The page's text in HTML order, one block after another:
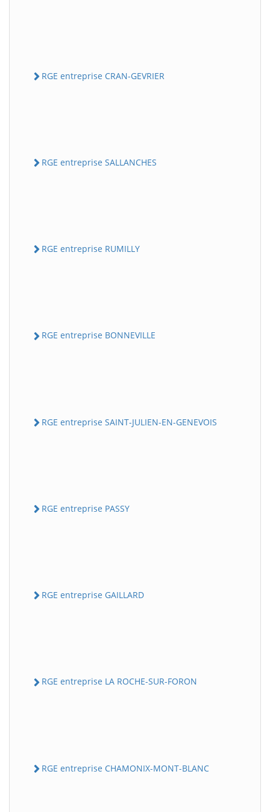
RGE entreprise CRAN-GEVRIER
RGE entreprise SALLANCHES
RGE entreprise RUMILLY
RGE entreprise BONNEVILLE
RGE entreprise SAINT-JULIEN-EN-GENEVOIS
RGE entreprise PASSY
RGE entreprise GAILLARD
RGE entreprise LA ROCHE-SUR-FORON
RGE entreprise CHAMONIX-MONT-BLANC